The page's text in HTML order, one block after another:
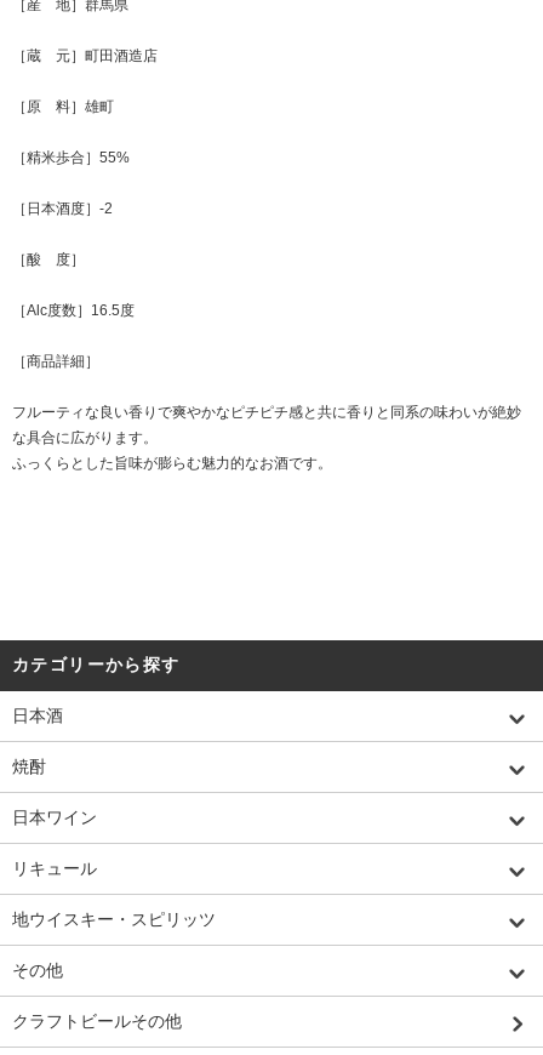
［産 地］群馬県
［蔵 元］町田酒造店
［原 料］雄町
［精米歩合］55%
［日本酒度］-2
［酸 度］
［Alc度数］16.5度
［商品詳細］
フルーティな良い香りで爽やかなピチピチ感と共に香りと同系の味わいが絶妙
な具合に広がります。
ふっくらとした旨味が膨らむ魅力的なお酒です。
カテゴリーから探す
日本酒
焼酎
日本ワイン
リキュール
地ウイスキー・スピリッツ
その他
クラフトビールその他